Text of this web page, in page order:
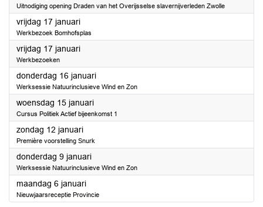
Uitnodiging opening Draden van het Overijsselse slavernijverleden Zwolle
vrijdag 17 januari2025
Werkbezoek Bomhofsplas
vrijdag 17 januari2025
Werkbezoeken
donderdag 16 januari2025
Werksessie Natuurinclusieve Wind en Zon
woensdag 15 januari2025
Cursus Politiek Actief bijeenkomst 1
zondag 12 januari2025
Première voorstelling Snurk
donderdag 9 januari2025
Werksessie Natuurinclusieve Wind en Zon
maandag 6 januari2025
Nieuwjaarsreceptie Provincie